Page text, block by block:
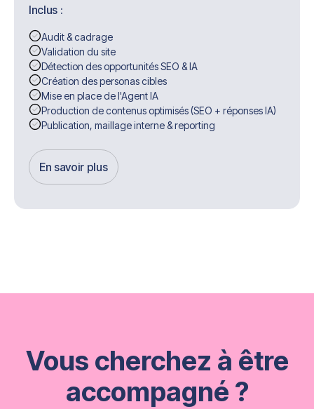
Inclus :
Audit & cadrage
Validation du site
Détection des opportunités SEO & IA
Création des personas cibles
Mise en place de l'Agent IA
Production de contenus optimisés (SEO + réponses IA)
Publication, maillage interne & reporting
En savoir plus
Get Started
Vous cherchez à être
accompagné ?